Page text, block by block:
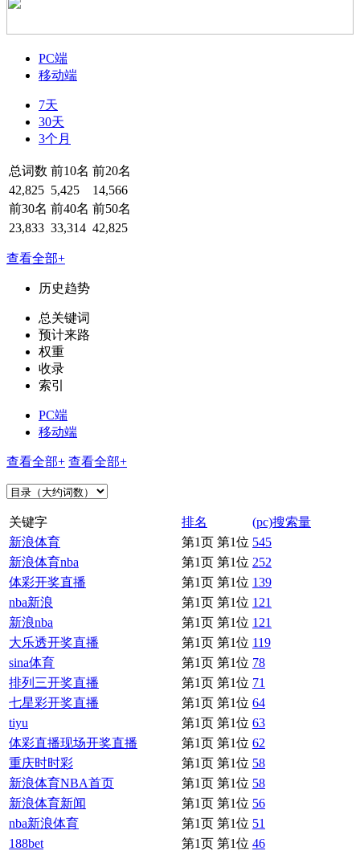
PC端
移动端
7天
30天
3个月
总词数 前10名 前20名
42,825 5,425
14,566
前30名 前40名 前50名
23,833 33,314 42,825
查看全部+
历史趋势
总关键词
预计来路
权重
收录
索引
PC端
移动端
查看全部+ 查看全部+
关键字 排名
(pc)搜索量
新浪体育
第1页 第1位 545
新浪体育nba
第1页 第1位 252
体彩开奖直播
第1页 第1位 139
nba新浪
第1页 第1位 121
新浪nba
第1页 第1位 121
大乐透开奖直播
第1页 第1位 119
sina体育
第1页 第1位 78
排列三开奖直播
第1页 第1位 71
七星彩开奖直播
第1页 第1位 64
tiyu
第1页 第1位 63
体彩直播现场开奖直播
第1页 第1位 62
重庆时时彩
第1页 第1位 58
新浪体育NBA首页
第1页 第1位 58
新浪体育新闻
第1页 第1位 56
nba新浪体育
第1页 第1位 51
188bet
第1页 第1位 46